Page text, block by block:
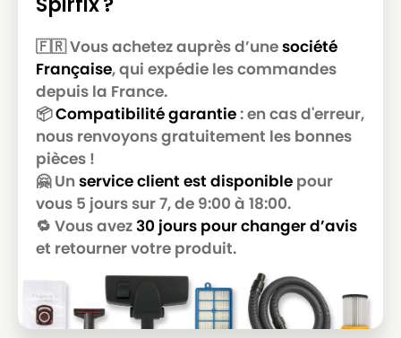
PARKSIDE
PARKSIDE
PARKSIDE PNTS 30/9 E
PARKSIDE
PARKSIDE PNTS 35/5
PARKSIDE
PARKSIDE PNTS 38
PARKSIDE
PARKSIDE
PARKSIDE PNTSA 20Li-B1
PARKSIDE
PARKSIDE PPWD 30 A1
PARKSIDE
PARKSIDE PWD 12 A1
PARKSIDE
PARKSIDE PWD 12 B1
PARKSIDE
PARKSIDE PWD 20 A1
🇫🇷 Vous achetez auprès d’unesociété
Française, qui expédie les commandes
depuis la France.
📦Compatibilité garantie: en cas d'erreur,
nous renvoyons gratuitement les bonnes
pièces !
🤗 Un service client est disponible pour
vous 5 jours sur 7, de 9:00 à 18:00.
🔁 Vous avez30 jours pour changer d’avis
et retourner votre produit.